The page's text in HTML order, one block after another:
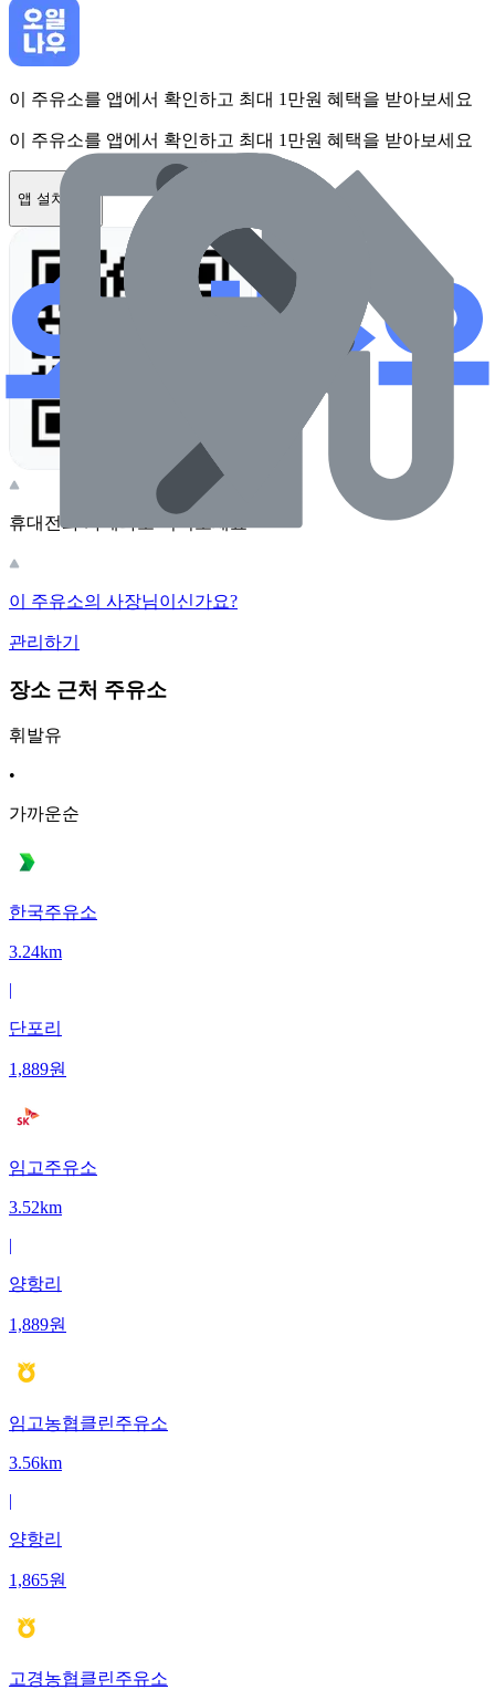
이 주유소를 앱에서 확인하고 최대 1만원 혜택을 받아보세요
이 주유소를 앱에서 확인하고 최대 1만원 혜택을 받아보세요
앱 설치하기
휴대전화 카메라로 찍어보세요
이 주유소의 사장님이신가요?
관리하기
장소 근처 주유소
휘발유
•
가까운순
한국주유소
3.24km
|
단포리
1,889원
임고주유소
3.52km
|
양항리
1,889원
임고농협클린주유소
3.56km
|
양항리
1,865원
고경농협클린주유소